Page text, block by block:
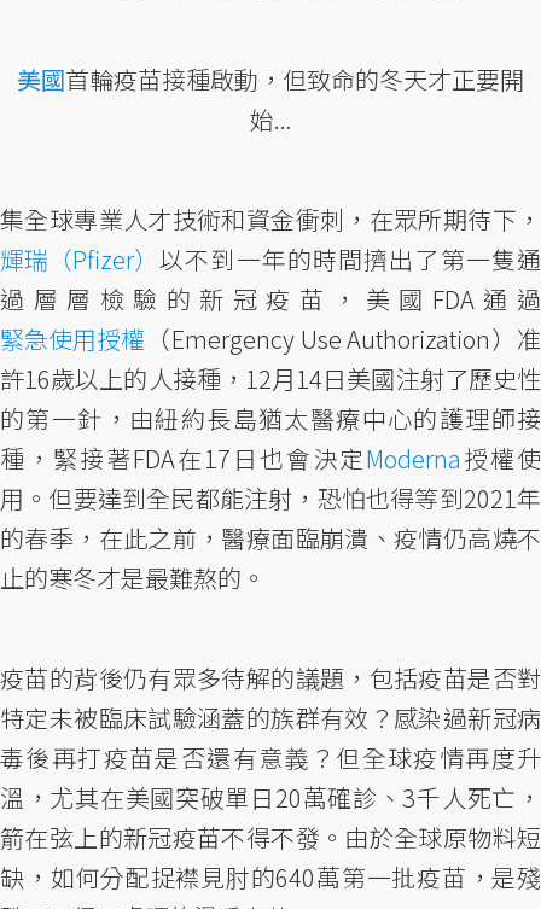
美國首輪疫苗接種啟動，但致命的冬天才正要開
始...
集全球專業人才技術和資金衝刺，在眾所期待下，
輝瑞（Pfizer） 以不到一年的時間擠出了第一隻通
過層層檢驗的新冠疫苗，美國FDA通過
緊急使用授權 （Emergency Use Authorization）准
許16歲以上的人接種，12月14日美國注射了歷史性
的第一針，由紐約長島猶太醫療中心的護理師接
種，緊接著FDA在17日也會決定Moderna授權使
用。但要達到全民都能注射，恐怕也得等到2021年
的春季，在此之前，醫療面臨崩潰、疫情仍高燒不
止的寒冬才是最難熬的。
疫苗的背後仍有眾多待解的議題，包括疫苗是否對
特定未被臨床試驗涵蓋的族群有效？感染過新冠病
毒後再打疫苗是否還有意義？但全球疫情再度升
溫，尤其在美國突破單日20萬確診、3千人死亡，
箭在弦上的新冠疫苗不得不發。由於全球原物料短
缺，如何分配捉襟見肘的640萬第一批疫苗，是殘